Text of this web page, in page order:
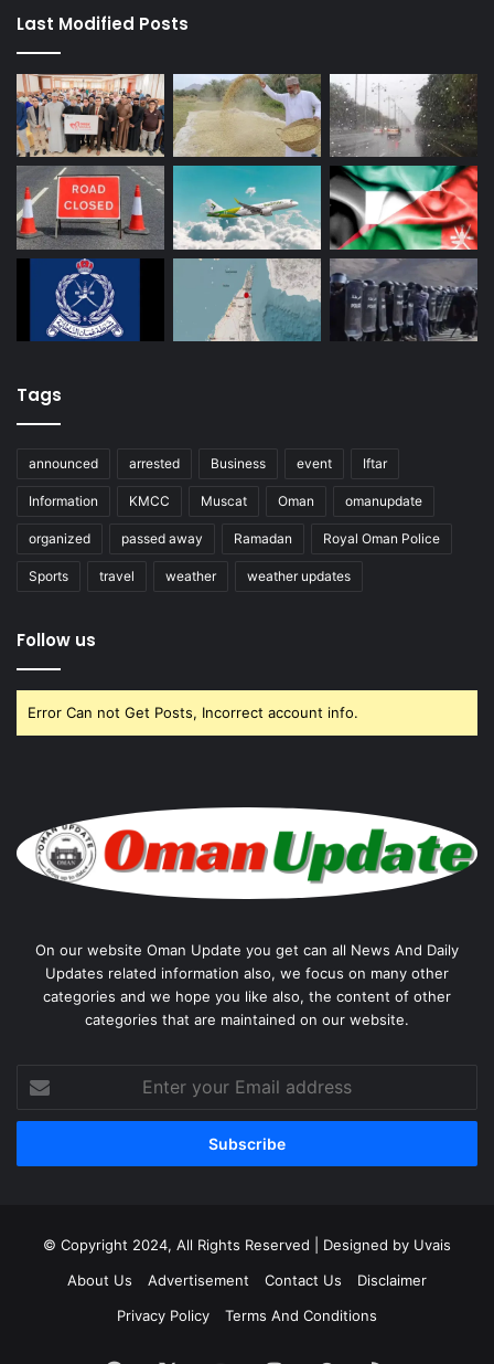
Last Modified Posts
Tags
announced arrested Business event Iftar
Information KMCC Muscat Oman omanupdate
organized passed away Ramadan Royal Oman Police
Sports travel weather weather updates
Follow us
Error Can not Get Posts, Incorrect account info.
On our website Oman Update you get can all News And Daily
Updates related information also, we focus on many other
categories and we hope you like also, the content of other
categories that are maintained on our website.
your
Email
© Copyright 2024, All Rights Reserved | Designed by Uvais
About Us
Advertisement Contact Us
Disclaimer
Privacy Policy
Terms And Conditions